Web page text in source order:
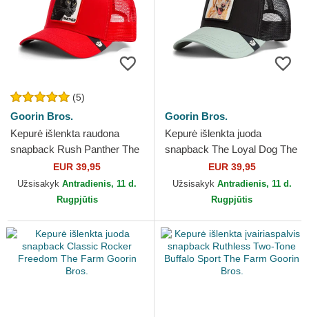
(5)
Goorin Bros.
Kepurė išlenkta raudona
snapback Rush Panther The
Farm Goorin Bros.
EUR 39,95
Užsisakyk Antradienis, 11 d.
Rugpjūtis
Goorin Bros.
Kepurė išlenkta juoda
snapback The Loyal Dog The
Farm Goorin Bros.
EUR 39,95
Užsisakyk Antradienis, 11 d.
Rugpjūtis